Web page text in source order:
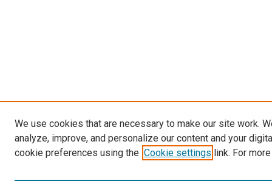
We use cookies that are necessary to make our site work.
analyze, improve, and personalize our content and your
cookie preferences using the Cookie settings link. For